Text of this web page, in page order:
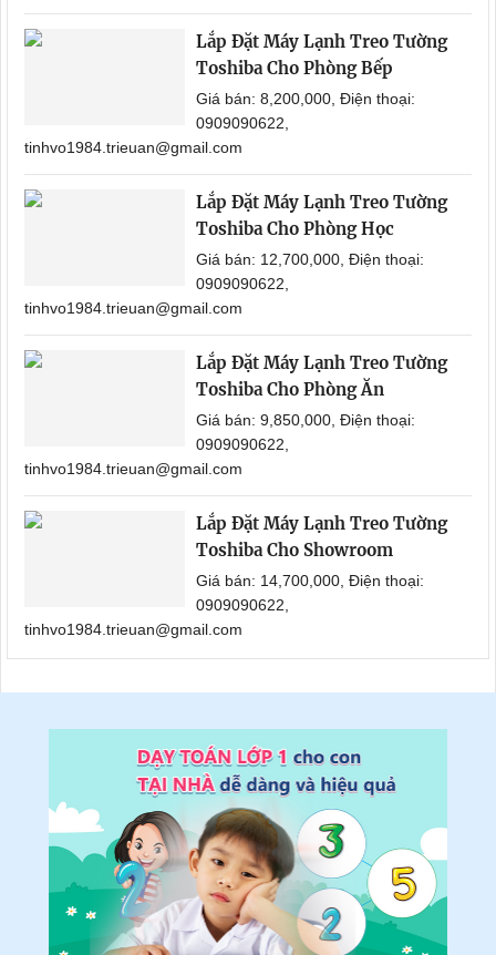
Lắp Đặt Máy Lạnh Treo Tường
Toshiba Cho Phòng Bếp
Giá bán: 8,200,000, Điện thoại:
0909090622,
tinhvo1984.trieuan@gmail.com
Lắp Đặt Máy Lạnh Treo Tường
Toshiba Cho Phòng Học
Giá bán: 12,700,000, Điện thoại:
0909090622,
tinhvo1984.trieuan@gmail.com
Lắp Đặt Máy Lạnh Treo Tường
Toshiba Cho Phòng Ăn
Giá bán: 9,850,000, Điện thoại:
0909090622,
tinhvo1984.trieuan@gmail.com
Lắp Đặt Máy Lạnh Treo Tường
Toshiba Cho Showroom
Giá bán: 14,700,000, Điện thoại:
0909090622,
tinhvo1984.trieuan@gmail.com